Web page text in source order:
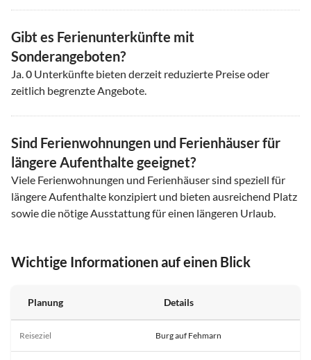
Gibt es Ferienunterkünfte mit
Sonderangeboten?
Ja.0 Unterkünfte bieten derzeit reduzierte Preise oder
zeitlich begrenzte Angebote.
Sind Ferienwohnungen und Ferienhäuser für
längere Aufenthalte geeignet?
Viele Ferienwohnungen und Ferienhäuser sind speziell für
längere Aufenthalte konzipiert und bieten ausreichend Platz
sowie die nötige Ausstattung für einen längeren Urlaub.
Wichtige Informationen auf einen Blick
Planung Details
Reiseziel Burg auf Fehmarn